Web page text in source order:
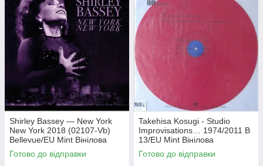
Shirley Bassey — New York
New York 2018 (02107-Vb)
Bellevue/EU Mint Вінілова
платівка (art.238985)
Готово до відправки
Takehisa Kosugi - Studio
Improvisations… 1974/2011 B
13/EU Mint Вінілова
пластинка (art.232754)
Готово до відправки